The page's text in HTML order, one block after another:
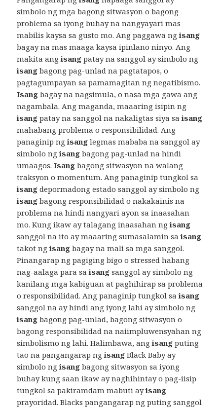
simbolo ng mga bagong sitwasyon o bagong
problema sa iyong buhay na nangyayari mas
mabilis kaysa sa gusto mo. Ang paggawa ngisang
bagay na mas maaga kaysa ipinlano ninyo. Ang
makita angisang patay na sanggol ay simbolo ng
isang bagong pag-unlad na pagtatapos, o
pagtagumpayan sa pamamagitan ng negatibismo.
Isang bagay na nagsimula, o nasa mga gawa ang
nagambala. Ang maganda, maaaring isipin ng
isang patay na sanggol na nakaligtas siya saisang
mahabang problema o responsibilidad. Ang
panaginip ngisang legmas mababa na sanggol ay
simbolo ngisang bagong pag-unlad na hindi
umaagos.Isang bagong sitwasyon na walang
traksyon o momentum. Ang panaginip tungkol sa
isang depormadong estado sanggol ay simbolo ng
isang bagong responsibilidad o nakakainis na
problema na hindi nangyari ayon sa inaasahan
mo. Kung ikaw ay talagang inaasahan ngisang
sanggol na ito ay maaaring sumasalamin saisang
takot ngisang bagay na mali sa mga sanggol.
Pinangarap ng pagiging bigo o stressed habang
nag-aalaga para saisang sanggol ay simbolo ng
kanilang mga kabiguan at paghihirap sa problema
o responsibilidad. Ang panaginip tungkol saisang
sanggol na ay hindi ang iyong lahi ay simbolo ng
isang bagong pag-unlad, bagong sitwasyon o
bagong responsibilidad na naiimpluwensyahan ng
simbolismo ng lahi. Halimbawa, angisang puting
tao na pangangarap ngisang Black Baby ay
simbolo ngisang bagong sitwasyon sa iyong
buhay kung saan ikaw ay naghihintay o pag-iisip
tungkol sa pakiramdam mabuti ayisang
prayoridad. Blacks pangangarap ng puting sanggol